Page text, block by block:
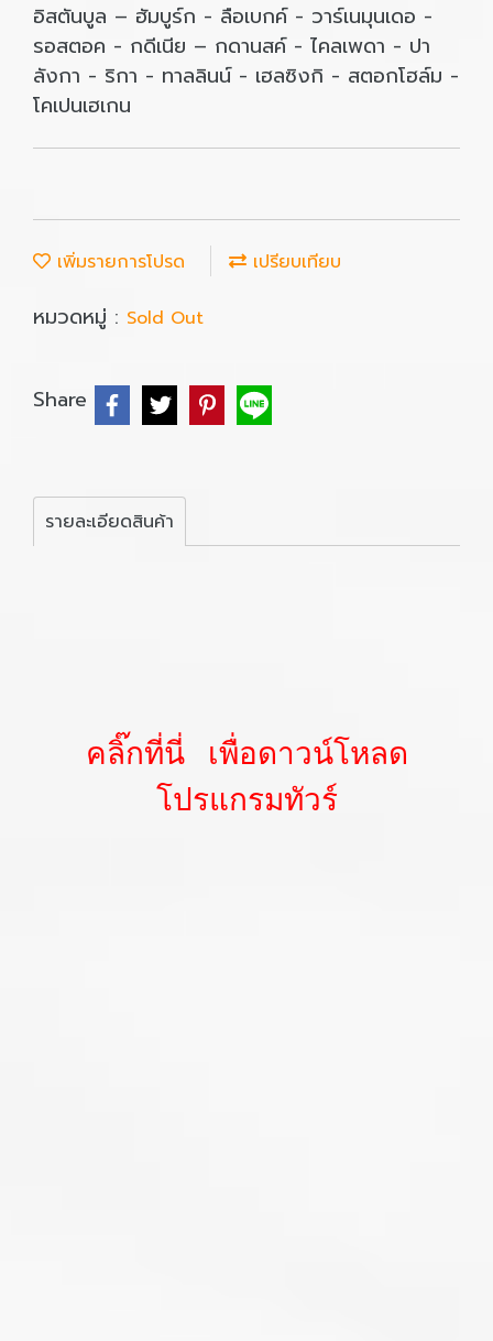
อิสตันบูล – ฮัมบูร์ก - ลือเบกค์ - วาร์เนมุนเดอ -
รอสตอค - กดีเนีย – กดานสค์ - ไคลเพดา - ปา
ลังกา - ริกา - ทาลลินน์ - เฮลซิงกิ - สตอกโฮล์ม -
โคเปนเฮเกน
เพิ่มรายการโปรด เปรียบเทียบ
หมวดหมู่ : Sold Out
Share
รายละเอียดสินค้า
คลิ๊กที่นี่ เพื่อดาวน์โหลด
โปรแกรมทัวร์